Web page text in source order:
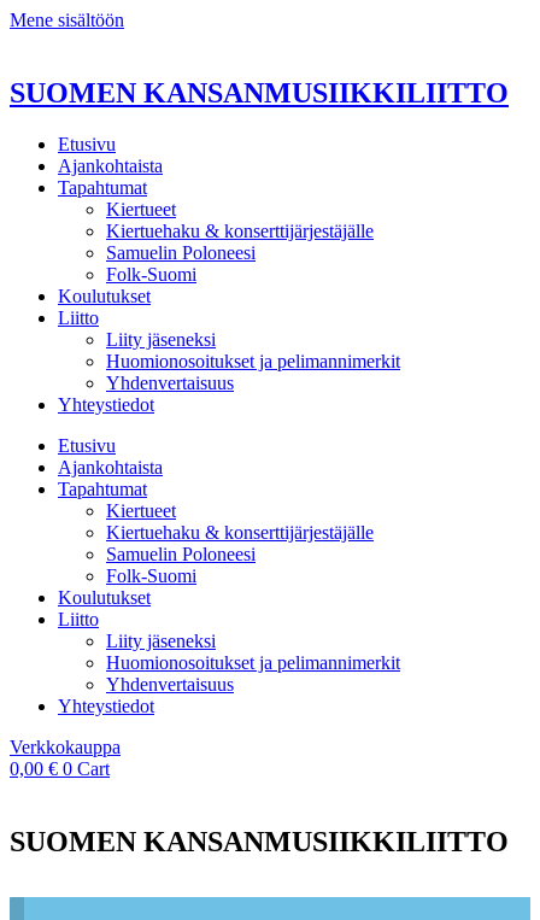
Mene sisältöön
SUOMEN KANSANMUSIIKKILIITTO
Etusivu
Ajankohtaista
Tapahtumat
Kiertueet
Kiertuehaku & konserttijärjestäjälle
Samuelin Poloneesi
Folk-Suomi
Koulutukset
Liitto
Liity jäseneksi
Huomionosoitukset ja pelimannimerkit
Yhdenvertaisuus
Yhteystiedot
Etusivu
Ajankohtaista
Tapahtumat
Kiertueet
Kiertuehaku & konserttijärjestäjälle
Samuelin Poloneesi
Folk-Suomi
Koulutukset
Liitto
Liity jäseneksi
Huomionosoitukset ja pelimannimerkit
Yhdenvertaisuus
Yhteystiedot
Verkkokauppa
0,00 € 0 Cart
SUOMEN KANSANMUSIIKKILIITTO